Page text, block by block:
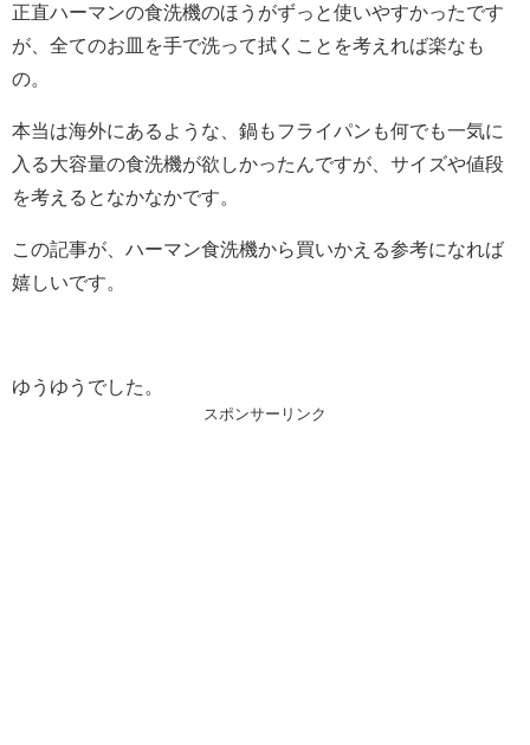
正直ハーマンの食洗機のほうがずっと使いやすかったです
が、全てのお皿を手で洗って拭くことを考えれば楽なも
の。
本当は海外にあるような、鍋もフライパンも何でも一気に
入る大容量の食洗機が欲しかったんですが、サイズや値段
を考えるとなかなかです。
この記事が、ハーマン食洗機から買いかえる参考になれば
嬉しいです。
ゆうゆうでした。
スポンサーリンク